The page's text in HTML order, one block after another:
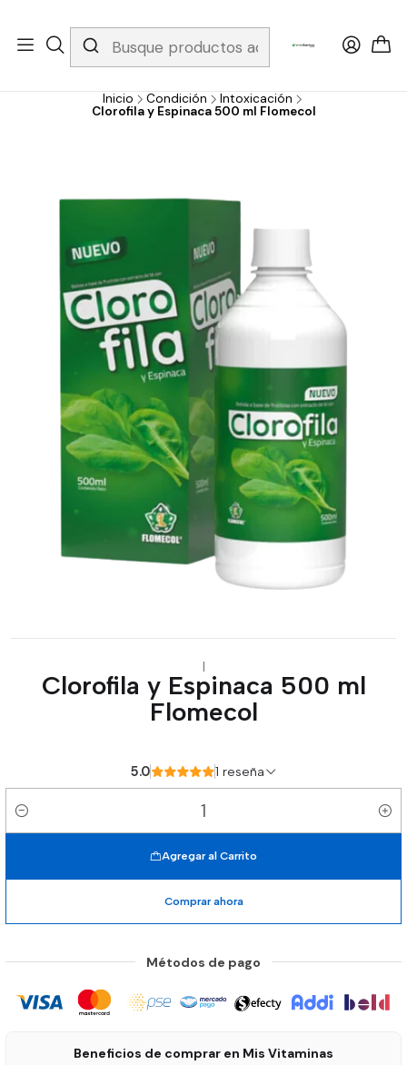
Whatsapp 3229079958/ Fijo 6019251796 / Envios a todo el país y
gratis apartir de 199.000!
Inicio Condición
Intoxicación
Clorofila y Espinaca 500 ml Flomecol
|
Clorofila y Espinaca 500 ml
Flomecol
5.0 1 reseña
Cantidad
Agregar al Carrito
Comprar ahora
Métodos de pago
Beneficios de comprar en Mis Vitaminas